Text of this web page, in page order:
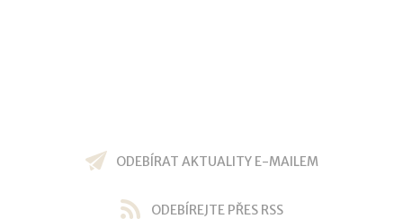
ODEBÍRAT AKTUALITY E-MAILEM
ODEBÍREJTE PŘES RSS